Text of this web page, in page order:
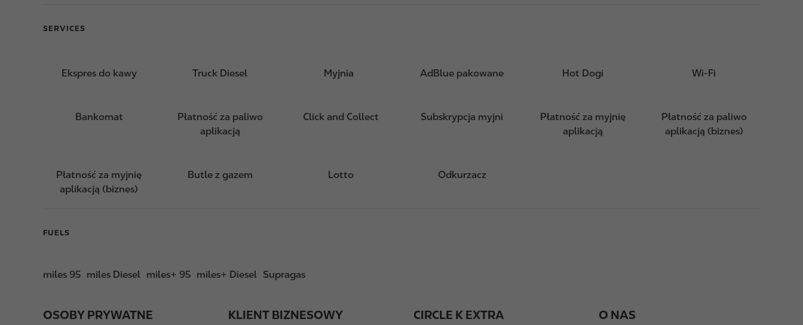
SERVICES
Ekspres do kawy Truck Diesel Myjnia AdBlue pakowane Hot Dogi Wi-Fi
Bankomat
Płatność za paliwo
aplikacją
Click and Collect Subskrypcja myjni
Płatność za myjnię
aplikacją
Płatność za paliwo
aplikacją (biznes)
Płatność za myjnię
aplikacją (biznes)
Butle z gazem Lotto Odkurzacz
FUELS
miles 95 miles Diesel miles+ 95 miles+ Diesel Supragas
F
OSOBY PRYWATNE KLIENT BIZNESOWY CIRCLE K EXTRA O NAS